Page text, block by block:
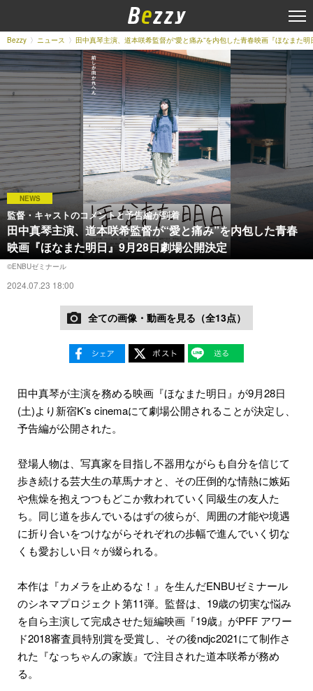
Bezzy ニュース 田中真琴主演、道本咲希監督が“愛と痛み”を内包した青春映画『ほなまた
NEWS
監督・キャストのコメントと予告編が到着
田中真琴主演、道本咲希監督が“愛と痛み”を内包した青春
映画『ほなまた明日』9月28日劇場公開決定
©︎ENBUゼミナール
2024.07.23 18:00
全ての画像・動画を見る（全13点）
田中真琴が主演を務める映画『ほなまた明日』が9月28日
(土)より新宿K’s cinemaにて劇場公開されることが決定し、
予告編が公開された。
登場人物は、写真家を目指し不器用ながらも自分を信じて
歩き続ける芸大生の草馬ナオと、その圧倒的な情熱に嫉妬
や焦燥を抱えつつもどこか救われていく同級生の友人た
ち。同じ道を歩んでいるはずの彼らが、周囲の才能や境遇
に折り合いをつけながらそれぞれの歩幅で進んでいく切な
くも愛おしい日々が綴られる。
本作は『カメラを止めるな！』を生んだENBUゼミナール
のシネマプロジェクト第11弾。監督は、19歳の切実な悩み
を⾃ら主演して完成させた短編映画『19歳』がPFF アワー
ド2018審査員特別賞を受賞し、その後ndjc2021にて制作さ
れた『なっちゃんの家族』で注⽬された道本咲希が務め
る。